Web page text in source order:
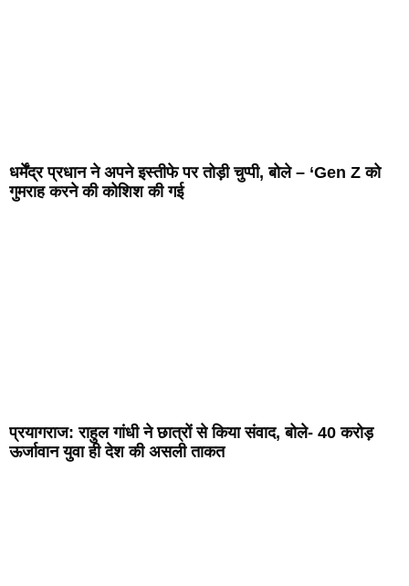
धर्मेंद्र प्रधान ने अपने इस्तीफे पर तोड़ी चुप्पी, बोले – ‘Gen Z को
गुमराह करने की कोशिश की गई
प्रयागराज: राहुल गांधी ने छात्रों से किया संवाद, बोले- 40 करोड़
ऊर्जावान युवा ही देश की असली ताकत